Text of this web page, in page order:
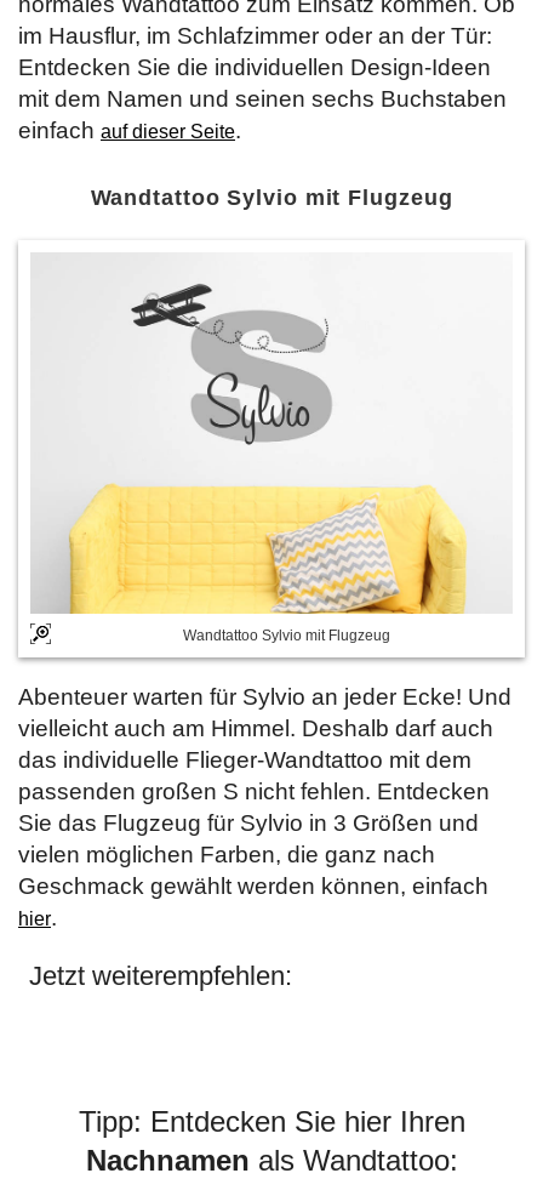
im Hausflur, im Schlafzimmer oder an der Tür:
Entdecken Sie die individuellen Design-Ideen
mit dem Namen und seinen sechs Buchstaben
einfach auf dieser Seite.
Wandtattoo Sylvio mit Flugzeug
Wandtattoo Sylvio mit Flugzeug
Abenteuer warten für Sylvio an jeder Ecke! Und
vielleicht auch am Himmel. Deshalb darf auch
das individuelle Flieger-Wandtattoo mit dem
passenden großen S nicht fehlen. Entdecken
Sie das Flugzeug für Sylvio in 3 Größen und
vielen möglichen Farben, die ganz nach
Geschmack gewählt werden können, einfach
hier.
Jetzt weiterempfehlen:
Tipp: Entdecken Sie hier Ihren
Nachnamen als Wandtattoo: